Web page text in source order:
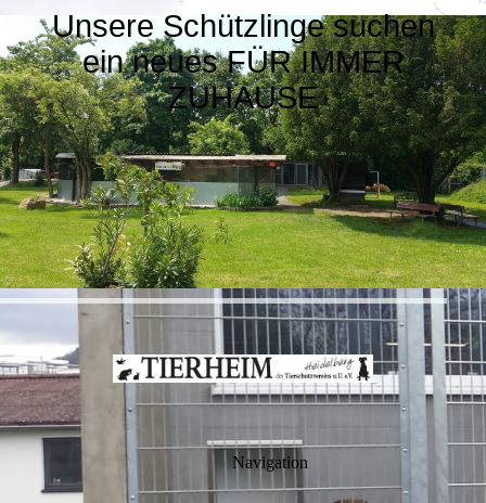
Unsere Schützlinge suchen
ein neues FÜR IMMER
ZUHAUSE
Navigation